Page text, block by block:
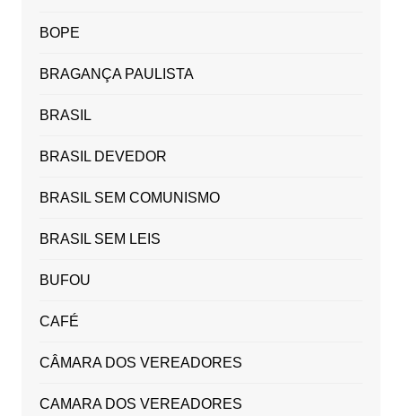
BOPE
BRAGANÇA PAULISTA
BRASIL
BRASIL DEVEDOR
BRASIL SEM COMUNISMO
BRASIL SEM LEIS
BUFOU
CAFÉ
CÂMARA DOS VEREADORES
CAMARA DOS VEREADORES